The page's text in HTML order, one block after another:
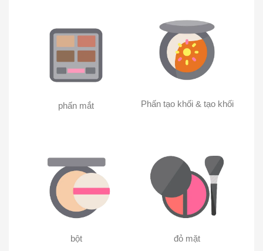
phấn mắt Phấn tạo khối & tạo khối
bột đỏ mặt